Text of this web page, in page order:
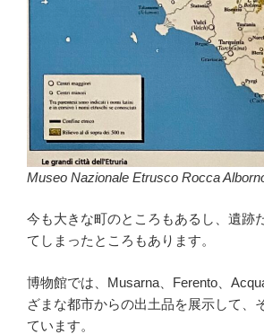
Museo Nazionale Etrusco Rocca
今も大きな町のところもあるし、遺跡
てしまったところもあります。
博物館では、Musarna、Ferento、
ざまな都市からの出土品を展示して、
ています。